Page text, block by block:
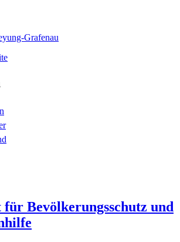
Grafenau
für Bevölkerungsschutz und